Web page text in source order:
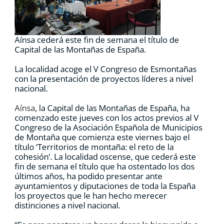
RECURSOS
NOTICIAS
CONTACTO
CARRITO
Aínsa cederá este fin de semana el título de
Capital de las Montañas de España.
La localidad acoge el V Congreso de Esmontañas
con la presentación de proyectos líderes a nivel
nacional.
Aínsa, la Capital de las Montañas de España, ha
comenzado este jueves con los actos previos al V
Congreso de la Asociación Española de Municipios
de Montaña que comienza este viernes bajo el
título ‘Territorios de montaña: el reto de la
cohesión’. La localidad oscense, que cederá este
fin de semana el título que ha ostentado los dos
últimos años, ha podido presentar ante
ayuntamientos y diputaciones de toda la España
los proyectos que le han hecho merecer
distinciones a nivel nacional.